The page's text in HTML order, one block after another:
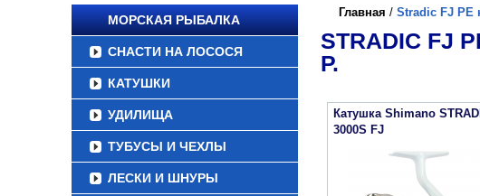
МОРСКАЯ РЫБАЛКА
СНАСТИ НА ЛОСОСЯ
КАТУШКИ
УДИЛИЩА
ТУБУСЫ И ЧЕХЛЫ
ЛЕСКИ И ШНУРЫ
Главная / Stradic FJ PE
STRADIC
Р.
Катушка Shimano
3000S FJ